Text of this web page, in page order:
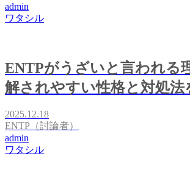
admin
ワタシル
ENTPがうざいと言われる
解されやすい性格と対処法
2025.12.18
ENTP（討論者）
admin
ワタシル